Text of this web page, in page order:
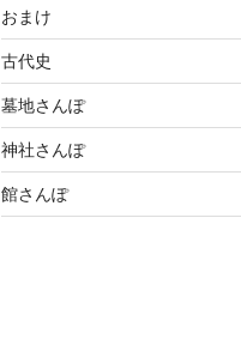
おまけ
古代史
墓地さんぽ
神社さんぽ
館さんぽ